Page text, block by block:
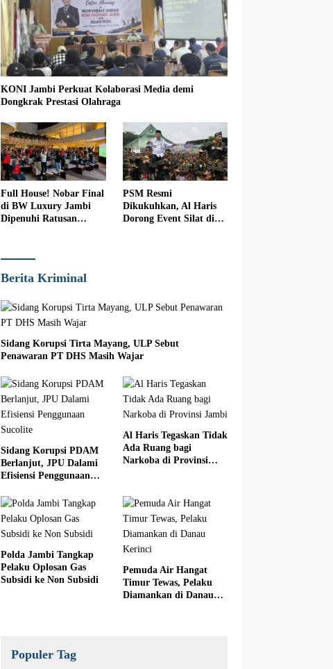
KONI Jambi Perkuat Kolaborasi Media demi
Dongkrak Prestasi Olahraga
Full House! Nobar Final
di BW Luxury Jambi
Dipenuhi Ratusan
PSM Resmi
Dikukuhkan, Al Haris
Dorong Event Silat di
Berita Kriminal
Sidang Korupsi Tirta Mayang, ULP Sebut
Penawaran PT DHS Masih Wajar
Sidang Korupsi PDAM
Berlanjut, JPU Dalami
Efisiensi Penggunaan
Al Haris Tegaskan Tidak
Ada Ruang bagi
Narkoba di Provinsi
Polda Jambi Tangkap
Pelaku Oplosan Gas
Subsidi ke Non Subsidi
Pemuda Air Hangat
Timur Tewas, Pelaku
Diamankan di Danau
Populer Tag